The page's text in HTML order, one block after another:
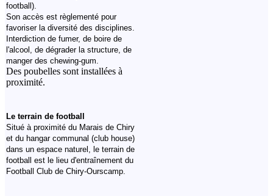
football).
Son accès est règlementé pour
favoriser la diversité des disciplines.
Interdiction de fumer, de boire de
l'alcool, de dégrader la structure, de
manger des chewing-gum.
Des poubelles sont installées à
proximité.
Le terrain de football
Situé à proximité du Marais de Chiry
et du hangar communal (club house)
dans un espace naturel, le terrain de
football est le lieu d'entraînement du
Football Club de Chiry-Ourscamp.